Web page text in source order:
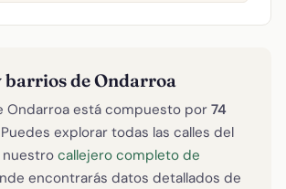
barrios de Ondarroa
Ondarroa está compuesto por 74
explorar todas las calles del
callejero completo de
encontrarás datos detallados de